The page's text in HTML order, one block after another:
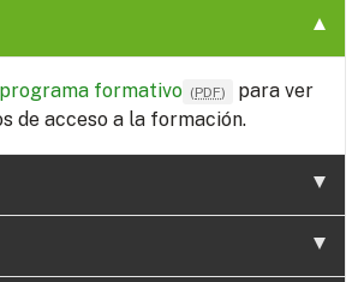
programa formativo (PDF)
para ver
de acceso a la formación.